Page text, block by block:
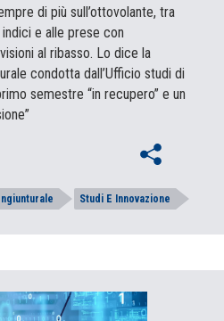
di più sull’ottovolante, tra
e alle prese con
al ribasso. Lo dice la
condotta dall’Ufficio studi di
semestre “in recupero” e un
Studi E Innovazione